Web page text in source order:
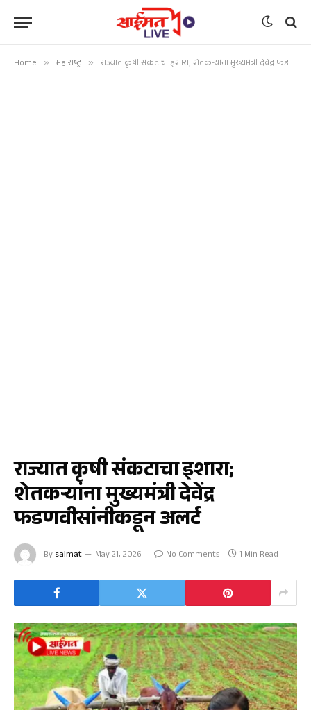
Home » महाराष्ट्र » राज्यात कृषी संकटाचा इशारा; शेतकऱ्यांना मुख्यमंत्री देवेंद्र फडणवीसांनीकडून अलर्ट
राज्यात कृषी संकटाचा इशारा;
शेतकऱ्यांना मुख्यमंत्री देवेंद्र
फडणवीसांनीकडून अलर्ट
By saimat May 21, 2026 No Comments 1 Min Read